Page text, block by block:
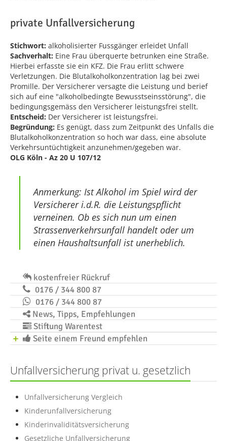
private Unfallversicherung
Stichwort: alkoholisierter Fussgänger erleidet Unfall
Sachverhalt: Eine Frau überquerte betrunken eine Straße.
Hierbei erfasste sie ein KFZ. Die Frau erlitt schwere
Verletzungen. Die Blutalkoholkonzentration lag bei zwei
Promille. Der Versicherer versagte die Leistung und berief
sich auf eine "alkoholbedingte Bewusstseinsstörung", die
bedingungsgemäss den Versicherer leistungsfrei stellt.
Entscheid: Der Versicherer ist leistungsfrei.
Begründung: Es genügt, dass zum Zeitpunkt des Unfalls die
Blutalkoholkonzentration so hoch war dass, eine absolute
Verkehrsuntüchtigkeit anzunehmen/gegeben war.
OLG Köln - Az 20 U 107/12
Anmerkung: Ist Alkohol im Spiel wird der
Versicherer i.d.R. die Leistungspflicht
verneinen. Ob es sich nun um einen
Strassenverkehrsunfall handelt oder um
einen Haushaltsunfall ist unerheblich.
kostenfreier Rückruf
0176 / 344 800 87
0176 / 344 800 87
News, Tipps, Empfehlungen
Stiftung Warentest
Seite einem Freund empfehlen
Unfallversicherung privat u. gesetzlich
Unfallversicherung Vergleich
Kinderunfallversicherung
Kinderinvaliditätsversicherung
Gesetzliche Unfallversicherung